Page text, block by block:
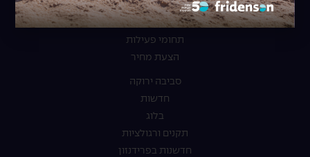
עלינו
השירותים שלנו
תחומי פעילות
הצעת מחיר
סביבה ירוקה
חדשות
בלוג
תקנים ורגולציות
חדשנות בפרידנזון